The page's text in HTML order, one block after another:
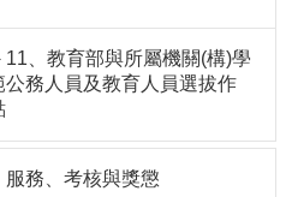
11、教育部與所屬機關(構)學
公務人員及教育人員選拔作
服務、考核與獎懲